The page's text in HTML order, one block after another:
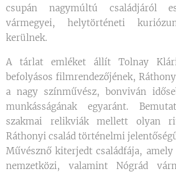
csupán nagymúltú családjáról
vármegyei, helytörténeti
kerülnek.
A tárlat emléket állít Tolnay
befolyásos filmrendezőjének,
a nagy színművész, bonviván
munkásságának egyaránt.
szakmai relikviák mellett olyan
Ráthonyi család történelmi
Művésznő kiterjedt családfája, amely
nemzetközi, valamint Nógrád